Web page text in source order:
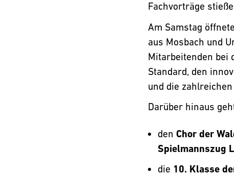
Fachvorträge
Am Samstag
aus Mosbach und
Mitarbeitenden bei
Standard, den
und die
Darüber hinaus
den Chor der
Spielmannszug
die 10. Klasse